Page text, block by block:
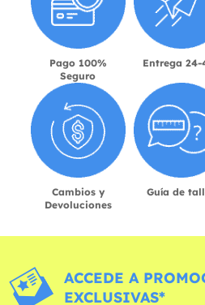
Pago 100%
Seguro
Entrega 24-
Cambios y
Devoluciones
Guía de
ACCEDE A
EXCLUSIVAS*